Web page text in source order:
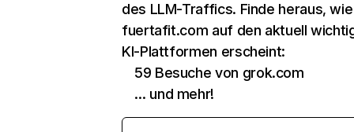
des LLM-Traffics. Finde heraus, wie
fuertafit.com auf den aktuell
KI-Plattformen erscheint:
59 Besuche von grok.com
… und mehr!